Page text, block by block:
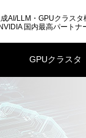
AI/LLM・GPUクラス
国内最高パートナ
GPUクラスタ